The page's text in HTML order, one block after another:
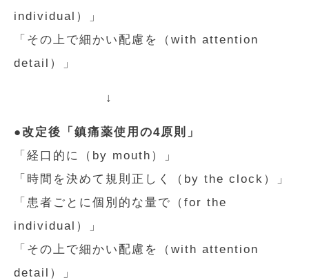
individual）」
「その上で細かい配慮を（with attention
detail）」
↓
●改定後「鎮痛薬使用の4原則」
「経口的に（by mouth）」
「時間を決めて規則正しく（by the clock）」
「患者ごとに個別的な量で（for the
individual）」
「その上で細かい配慮を（with attention
detail）」